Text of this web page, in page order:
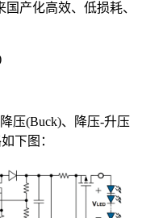
产化高效、低损耗、
压(Buck)、降压-升压
下图：